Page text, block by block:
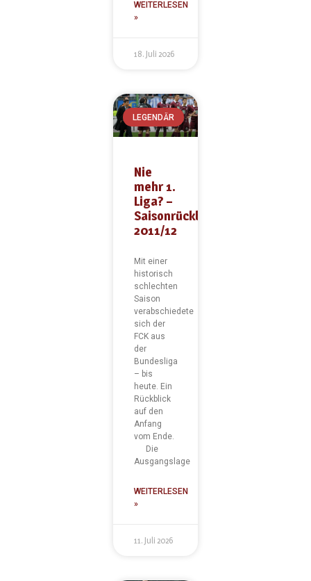
WEITERLESEN
»
18. Juli 2026
LEGENDÄR
Nie
mehr 1.
Liga? –
Saisonrückblick
2011/12
Mit einer
historisch
schlechten
Saison
verabschiedete
sich der
FCK aus
der
Bundesliga
– bis
heute. Ein
Rückblick
auf den
Anfang
vom Ende.
Die
Ausgangslage
WEITERLESEN
»
11. Juli 2026